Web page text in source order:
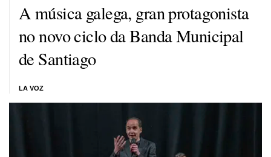
A música galega, gran protagonista
no novo ciclo da Banda Municipal
de Santiago
LA VOZ